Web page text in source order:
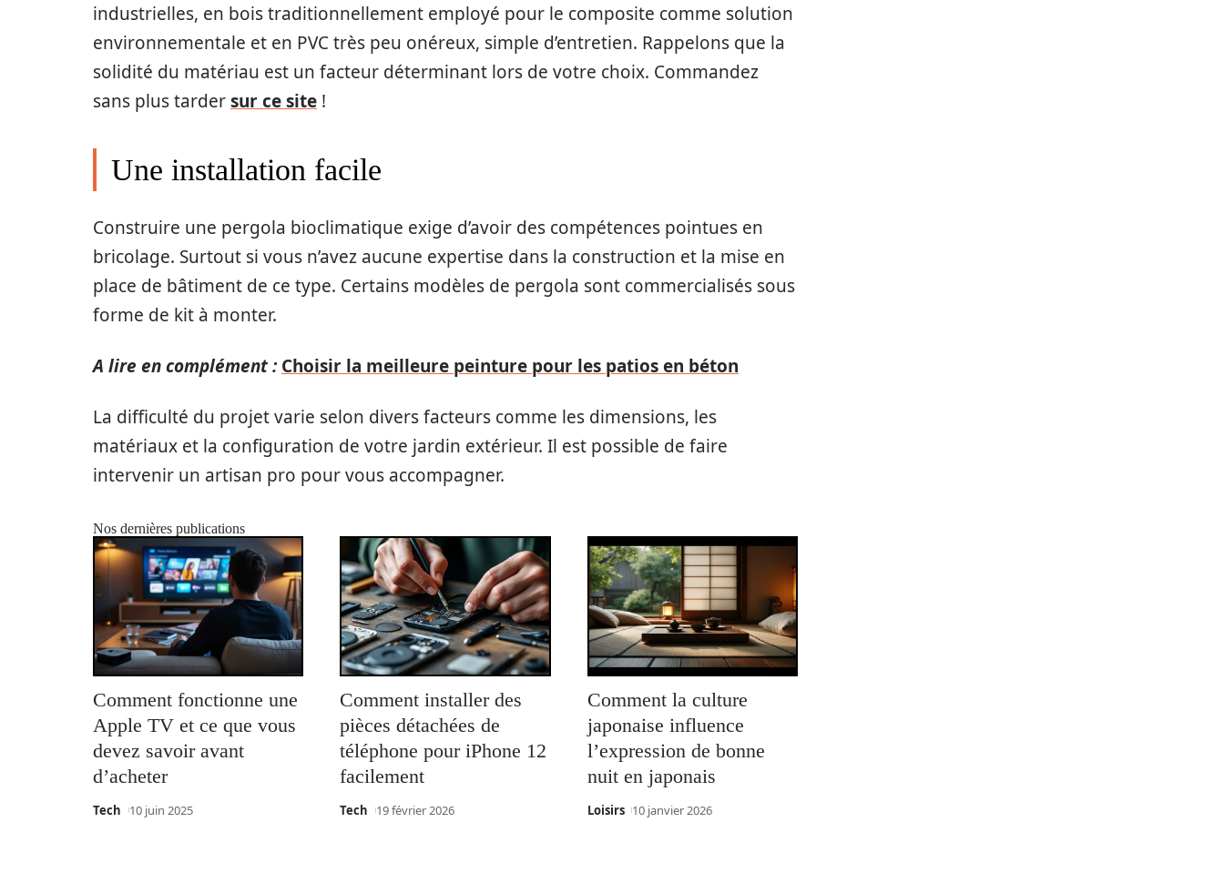
industrielles, en bois traditionnellement employé pour le composite comme solution
environnementale et en PVC très peu onéreux, simple d’entretien. Rappelons que la
solidité du matériau est un facteur déterminant lors de votre choix. Commandez
sans plus tardersur ce site !
Une installation facile
Construire une pergola bioclimatique exige d’avoir des compétences pointues en
bricolage. Surtout si vous n’avez aucune expertise dans la construction et la mise en
place de bâtiment de ce type. Certains modèles de pergola sont commercialisés sous
forme de kit à monter.
A lire en complément : Choisir la meilleure peinture pour les patios en béton
La difficulté du projet varie selon divers facteurs comme les dimensions, les
matériaux et la configuration de votre jardin extérieur. Il est possible de faire
intervenir un artisan pro pour vous accompagner.
Nos dernières publications
Comment fonctionne une
Apple TV et ce que vous
devez savoir avant
d’acheter
Tech 10 juin 2025
Comment installer des
pièces détachées de
téléphone pour iPhone 12
facilement
Tech 19 février 2026
Comment la culture
japonaise influence
l’expression de bonne
nuit en japonais
Loisirs 10 janvier 2026